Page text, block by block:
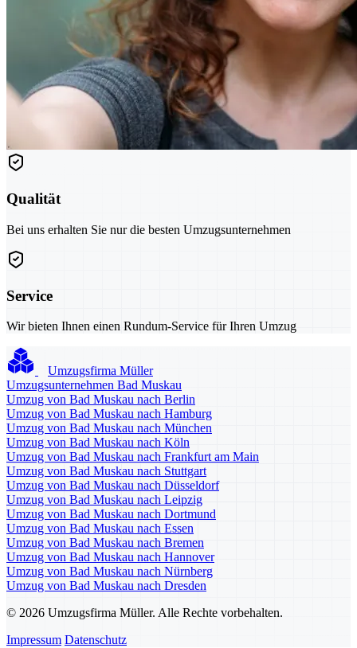
Qualität
Bei uns erhalten Sie nur die besten Umzugsunternehmen
Service
Wir bieten Ihnen einen Rundum-Service für Ihren Umzug
Umzugsfirma Müller
Umzugsunternehmen Bad Muskau
Umzug von Bad Muskau nach Berlin
Umzug von Bad Muskau nach Hamburg
Umzug von Bad Muskau nach München
Umzug von Bad Muskau nach Köln
Umzug von Bad Muskau nach Frankfurt am Main
Umzug von Bad Muskau nach Stuttgart
Umzug von Bad Muskau nach Düsseldorf
Umzug von Bad Muskau nach Leipzig
Umzug von Bad Muskau nach Dortmund
Umzug von Bad Muskau nach Essen
Umzug von Bad Muskau nach Bremen
Umzug von Bad Muskau nach Hannover
Umzug von Bad Muskau nach Nürnberg
Umzug von Bad Muskau nach Dresden
© 2026 Umzugsfirma Müller. Alle Rechte vorbehalten.
Impressum Datenschutz